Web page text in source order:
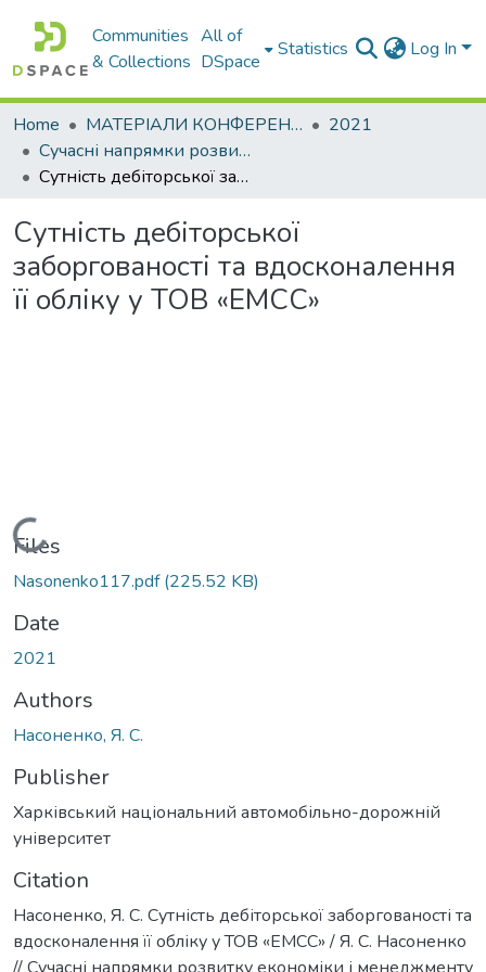
Communities
& Collections
All of
DSpace
Statistics Log In
Home МАТЕРІАЛИ КОНФЕРЕНЦІЙ
2021
Сучасні напрямки розвитку економіки і менеджменту підприємств України
Сутність дебіторської заборгованості та вдосконалення її обліку у ТОВ «ЕМСС»
Сутність дебіторської
заборгованості та вдосконалення
її обліку у ТОВ «ЕМСС»
Loading...
Files
Nasonenko117.pdf(225.52 KB)
Date
2021
Authors
Насоненко, Я. С.
Publisher
Харківський національний автомобільно-дорожній
університет
Citation
Насоненко, Я. С. Сутність дебіторської заборгованості та
вдосконалення її обліку у ТОВ «ЕМСС» / Я. С. Насоненко